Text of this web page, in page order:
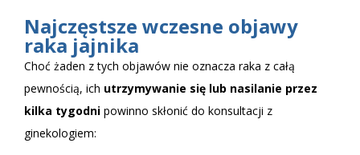
Najczęstsze wczesne objawy
raka jajnika
Choć żaden z tych objawów nie oznacza raka z całą
pewnością, ich utrzymywanie się lub nasilanie przez
kilka tygodni powinno skłonić do konsultacji z
ginekologiem: